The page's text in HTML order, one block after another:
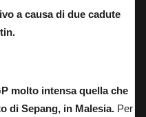
a causa di due cadute
molto intensa quella che
di Sepang, in Malesia. Per